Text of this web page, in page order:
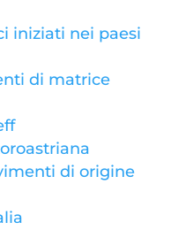
iniziati nei paesi
di matrice
di origine